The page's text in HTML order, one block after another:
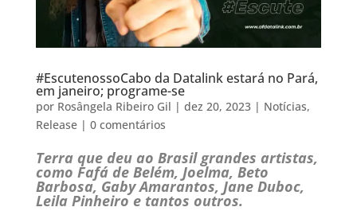
#EscutenossoCabo da Datalink estará no Pará,
em janeiro; programe-se
por Rosângela Ribeiro Gil | dez 20, 2023| Notícias,
Release| 0 comentários
Terra que deu ao Brasil grandes artistas,
como Fafá de Belém, Joelma, Beto
Barbosa, Gaby Amarantos, Jane Duboc,
Leila Pinheiro e tantos outros.